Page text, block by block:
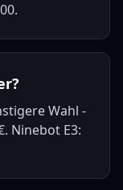
Wahl -
Ninebot E3: